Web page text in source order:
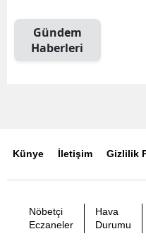
Gündem
Haberleri
Künye İletişim Gizlilik
Nöbetçi
Eczaneler
Hava
Durumu